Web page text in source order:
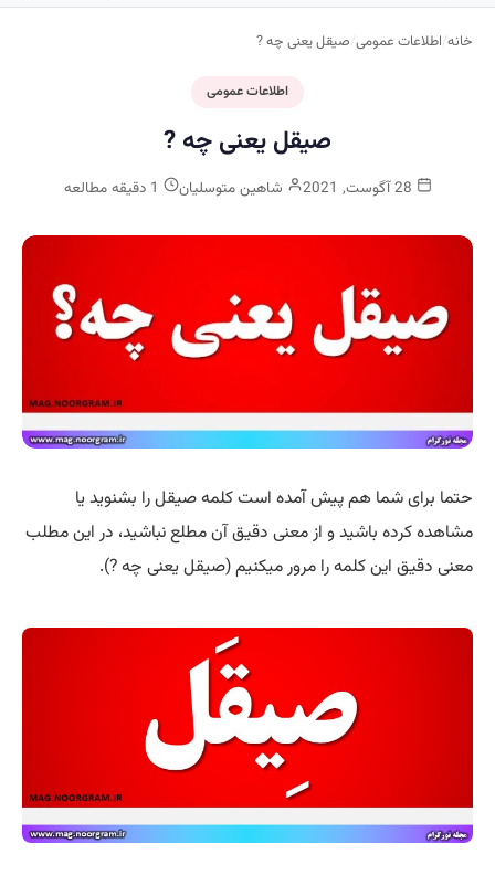
خانه/اطلاعات عمومی/صیقل یعنی چه ?
اطلاعات عمومی
صیقل یعنی چه ?
شاهین متوسلیان
حتما برای شما هم پیش آمده است کلمه صیقل را بشنوید یا
مشاهده کرده باشید و از معنی دقیق آن مطلع نباشید، در این مطلب
معنی دقیق این کلمه را مرور میکنیم (صیقل یعنی چه ?).